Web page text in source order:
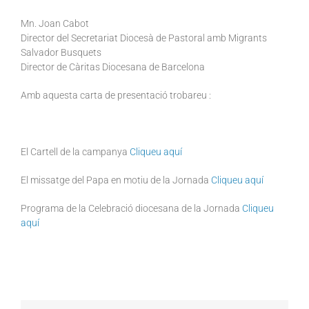
Mn. Joan Cabot
Director del Secretariat Diocesà de Pastoral amb Migrants
Salvador Busquets
Director de Càritas Diocesana de Barcelona
Amb aquesta carta de presentació trobareu :
El Cartell de la campanya Cliqueu aquí
El missatge del Papa en motiu de la Jornada Cliqueu aquí
Programa de la Celebració diocesana de la Jornada Cliqueu
aquí